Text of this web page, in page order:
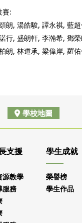
賽:
朗, 湯皓駿, 譚永祺, 藍
行, 盛朗軒, 李瀚希, 鄧
朗, 林道承, 梁偉岸, 羅
學校地圖
支援
源教學
服務
學生成就
榮譽榜
學生作品